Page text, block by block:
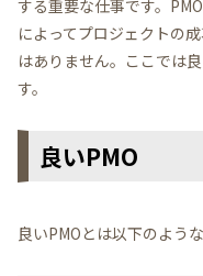
する重要な仕事です。
によってプロジェクトの
はありません。ここでは
す。
良いPMO
良いPMOとは以下のよう